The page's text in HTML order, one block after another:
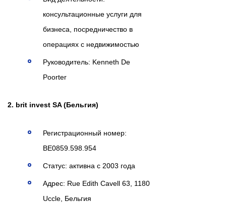
консультационные услуги для
бизнеса, посредничество в
операциях с недвижимостью
Руководитель: Kenneth De
Poorter
2. brit invest SA (Бельгия)
Регистрационный номер:
BE0859.598.954
Статус: активна с 2003 года
Адрес: Rue Edith Cavell 63, 1180
Uccle, Бельгия